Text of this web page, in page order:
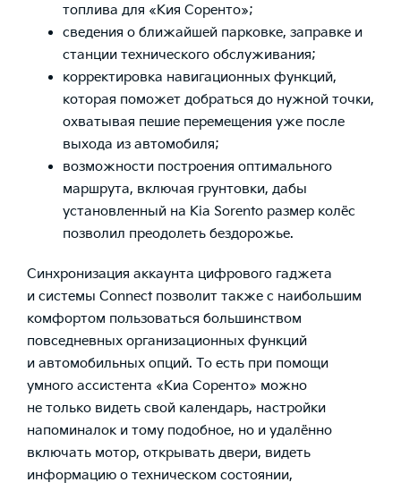
топлива для «Кия Соренто»;
сведения о ближайшей парковке, заправке и
станции технического обслуживания;
корректировка навигационных функций,
которая поможет добраться до нужной точки,
охватывая пешие перемещения уже после
выхода из автомобиля;
возможности построения оптимального
маршрута, включая грунтовки, дабы
установленный на Kia Sorento размер колёс
позволил преодолеть бездорожье.
Синхронизация аккаунта цифрового гаджета
и системы Connect позволит также с наибольшим
комфортом пользоваться большинством
повседневных организационных функций
и автомобильных опций. То есть при помощи
умного ассистента «Киа Соренто» можно
не только видеть свой календарь, настройки
напоминалок и тому подобное, но и удалённо
включать мотор, открывать двери, видеть
информацию о техническом состоянии,